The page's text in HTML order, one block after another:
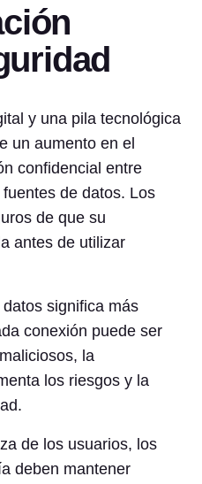
y una pila tecnológica
un aumento en el
confidencial entre
de datos. Los
de que su
antes de utilizar
significa más
conexión puede ser
la
los riesgos y la
de los usuarios, los
deben mantener